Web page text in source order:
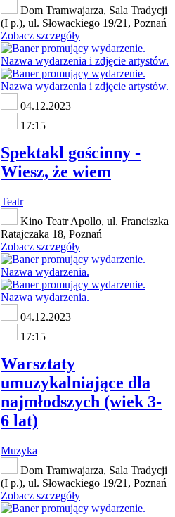
Dom Tramwajarza, Sala Tradycji
(I p.), ul. Słowackiego 19/21, Poznań
Zobacz szczegóły
04.12.2023
17:15
Spektakl gościnny -
Wiesz, że wiem
Teatr
Kino Teatr Apollo, ul. Franciszka
Ratajczaka 18, Poznań
Zobacz szczegóły
04.12.2023
17:15
Warsztaty
umuzykalniające dla
najmłodszych (wiek 3-
6 lat)
Muzyka
Dom Tramwajarza, Sala Tradycji
(I p.), ul. Słowackiego 19/21, Poznań
Zobacz szczegóły